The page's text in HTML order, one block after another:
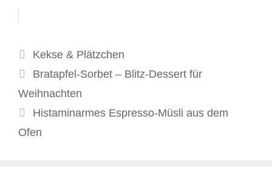
Kategorien
Kekse & Plätzchen
Bratapfel-Sorbet – Blitz-Dessert für
Weihnachten
Histaminarmes Espresso-Müsli aus dem
Ofen